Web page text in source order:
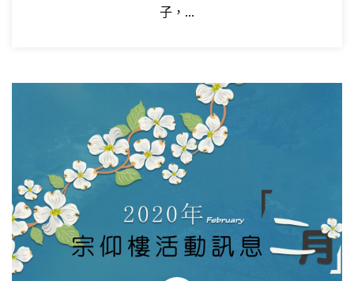
子，...